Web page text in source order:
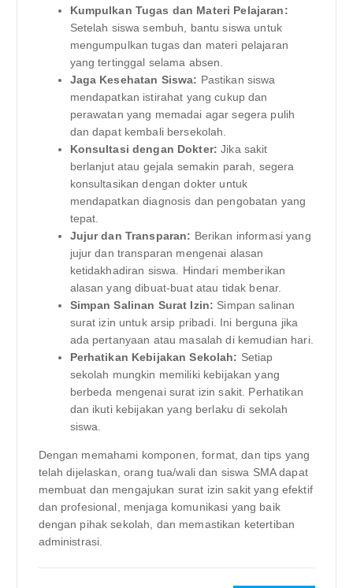
Kumpulkan Tugas dan Materi Pelajaran:
Setelah siswa sembuh, bantu siswa untuk
mengumpulkan tugas dan materi pelajaran
yang tertinggal selama absen.
Jaga Kesehatan Siswa: Pastikan siswa
mendapatkan istirahat yang cukup dan
perawatan yang memadai agar segera pulih
dan dapat kembali bersekolah.
Konsultasi dengan Dokter: Jika sakit
berlanjut atau gejala semakin parah, segera
konsultasikan dengan dokter untuk
mendapatkan diagnosis dan pengobatan yang
tepat.
Jujur dan Transparan: Berikan informasi yang
jujur dan transparan mengenai alasan
ketidakhadiran siswa. Hindari memberikan
alasan yang dibuat-buat atau tidak benar.
Simpan Salinan Surat Izin: Simpan salinan
surat izin untuk arsip pribadi. Ini berguna jika
ada pertanyaan atau masalah di kemudian hari.
Perhatikan Kebijakan Sekolah: Setiap
sekolah mungkin memiliki kebijakan yang
berbeda mengenai surat izin sakit. Perhatikan
dan ikuti kebijakan yang berlaku di sekolah
siswa.
Dengan memahami komponen, format, dan tips yang
telah dijelaskan, orang tua/wali dan siswa SMA dapat
membuat dan mengajukan surat izin sakit yang efektif
dan profesional, menjaga komunikasi yang baik
dengan pihak sekolah, dan memastikan ketertiban
administrasi.